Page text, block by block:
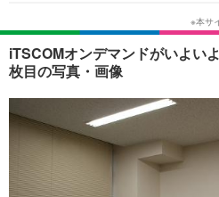
音楽
ショッピング
ライフTOP
ペット
その他
リリース一覧
プッシュ通知の停止方法
iTSCOMオンデマンドがいよ
枚目の写真・画像